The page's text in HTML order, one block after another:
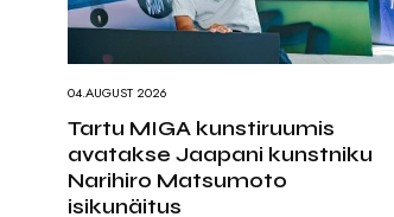
04.AUGUST 2026
Tartu MIGA kunstiruumis
avatakse Jaapani kunstniku
Narihiro Matsumoto
isikunäitus